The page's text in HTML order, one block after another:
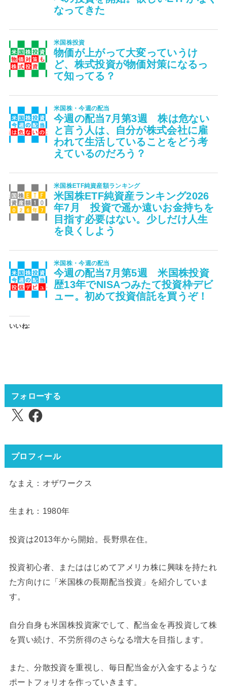
いいね:
フォローする
X Facebook
プロフィール
なまえ：オザワークス
生まれ：1980年
投資は2013年から開始。長野県在住。
投資初心者、またははじめてアメリカ株に興味を持たれ
た方向けに「米国株の長期配当投資」を紹介していま
す。
自分自身も米国株投資家でして、配当金を再投資して株
を買い続け、不労所得のさらなる増大を目指します。
また、分散投資を重視し、毎日配当金が入金するような
ポートフォリオを作っていきます。